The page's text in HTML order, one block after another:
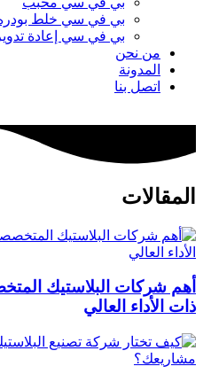
بي في سي خلط
بي في سي إعادة تدوير
من نحن
المدونة
اتصل بنا
المقالات
أهم شركات البلاستيك
ذات الأداء العالي